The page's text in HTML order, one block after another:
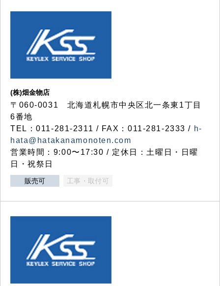
(株)畑金物店
〒060-0031 北海道札幌市中央区北一条東1丁目
6番地
TEL：011-281-2311 / FAX：011-281-2333 / h-
hata@hatakanamonoten.com
営業時間：9:00〜17:30 / 定休日：土曜日・日曜
日・祝祭日
販売可 工事・取付可